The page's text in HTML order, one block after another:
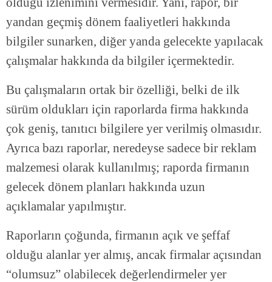
yandan geçmiş dönem faaliyetleri hakkında
bilgiler sunarken, diğer yanda gelecekte yapılacak
çalışmalar hakkında da bilgiler içermektedir.
Bu çalışmaların ortak bir özelliği, belki de ilk
sürüm oldukları için raporlarda firma hakkında
çok geniş, tanıtıcı bilgilere yer verilmiş olmasıdır.
Ayrıca bazı raporlar, neredeyse sadece bir reklam
malzemesi olarak kullanılmış; raporda firmanın
gelecek dönem planları hakkında uzun
açıklamalar yapılmıştır.
Raporların çoğunda, firmanın açık ve şeffaf
olduğu alanlar yer almış, ancak firmalar açısından
“olumsuz” olabilecek değerlendirmeler yer